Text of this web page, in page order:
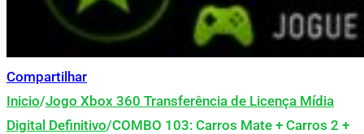
Compartilhar
Inicio/Jogo Xbox 360 Transferência de Licença Mídia
Digital Definitivo/COMBO 103: Carros Mate + Carros 2 +